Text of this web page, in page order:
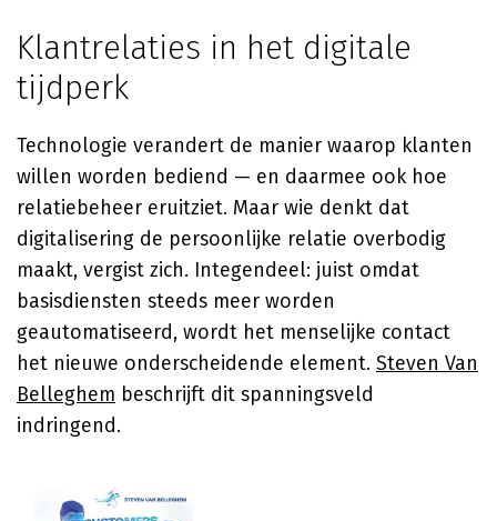
Klantrelaties in het digitale
tijdperk
Technologie verandert de manier waarop klanten
willen worden bediend — en daarmee ook hoe
relatiebeheer eruitziet. Maar wie denkt dat
digitalisering de persoonlijke relatie overbodig
maakt, vergist zich. Integendeel: juist omdat
basisdiensten steeds meer worden
geautomatiseerd, wordt het menselijke contact
het nieuwe onderscheidende element. Steven Van
Belleghem beschrijft dit spanningsveld
indringend.